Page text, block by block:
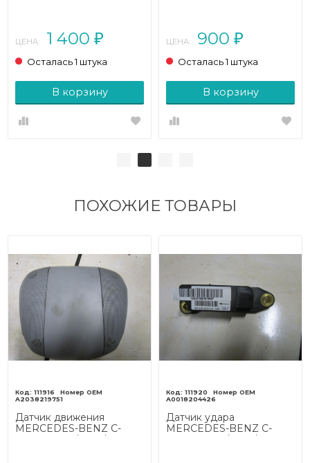
ЦЕНА: 1 400 ₽
Осталась 1 штука
В корзину
ЦЕНА: 900 ₽
Осталась 1 штука
В корзину
ПОХОЖИЕ ТОВАРЫ
111916
A2038219751
Датчик движения
MERCEDES-BENZ C-
класс W203/S203/CL203
111920
A0018204426
Датчик удара
MERCEDES-BENZ C-
класс W203/S203/CL203